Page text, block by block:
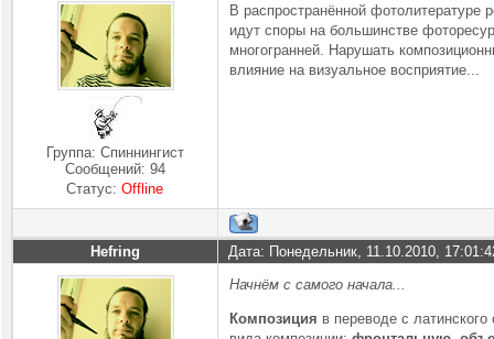
Группа: Спиннингист
Сообщений: 94
Статус:Offline
В распространённой фотолитературе
идут споры на большинстве
многогранней. Нарушать
влияние на визуальное восприятие...
Hefring Дата: Понедельник, 11.10.2010,
Начнём с самого начала...
Композиция в переводе с